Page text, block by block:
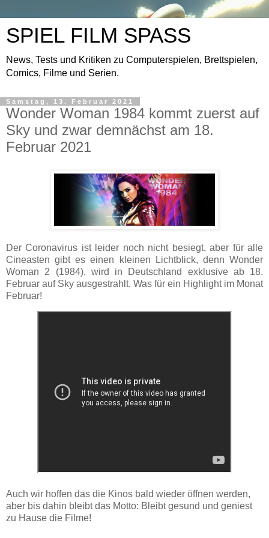
SPIEL FILM SPASS
News, Tests und Kritiken zu Computerspielen, Brettspielen,
Comics, Filme und Serien.
Samstag, 13. Februar 2021
Wonder Woman 1984 kommt zuerst auf
Sky und zwar demnächst am 18.
Februar 2021
Der Coronavirus ist leider noch nicht besiegt, aber für alle
Cineasten gibt es einen kleinen Lichtblick, denn Wonder
Woman 2 (1984), wird in Deutschland exklusive ab 18.
Februar auf Sky ausgestrahlt. Was für ein Highlight im Monat
Februar!
Auch wir hoffen das die Kinos bald wieder öffnen werden,
aber bis dahin bleibt das Motto: Bleibt gesund und geniest
zu Hause die Filme!